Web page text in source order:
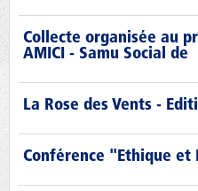
Collecte organisée au
AMICI - Samu Social de
La Rose des Vents -
Conférence "Ethique et